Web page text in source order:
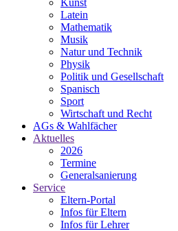
Kunst
Latein
Mathematik
Musik
Natur und Technik
Physik
Politik und Gesellschaft
Spanisch
Sport
Wirtschaft und Recht
AGs & Wahlfächer
Aktuelles
2026
Termine
Generalsanierung
Service
Eltern-Portal
Infos für Eltern
Infos für Lehrer